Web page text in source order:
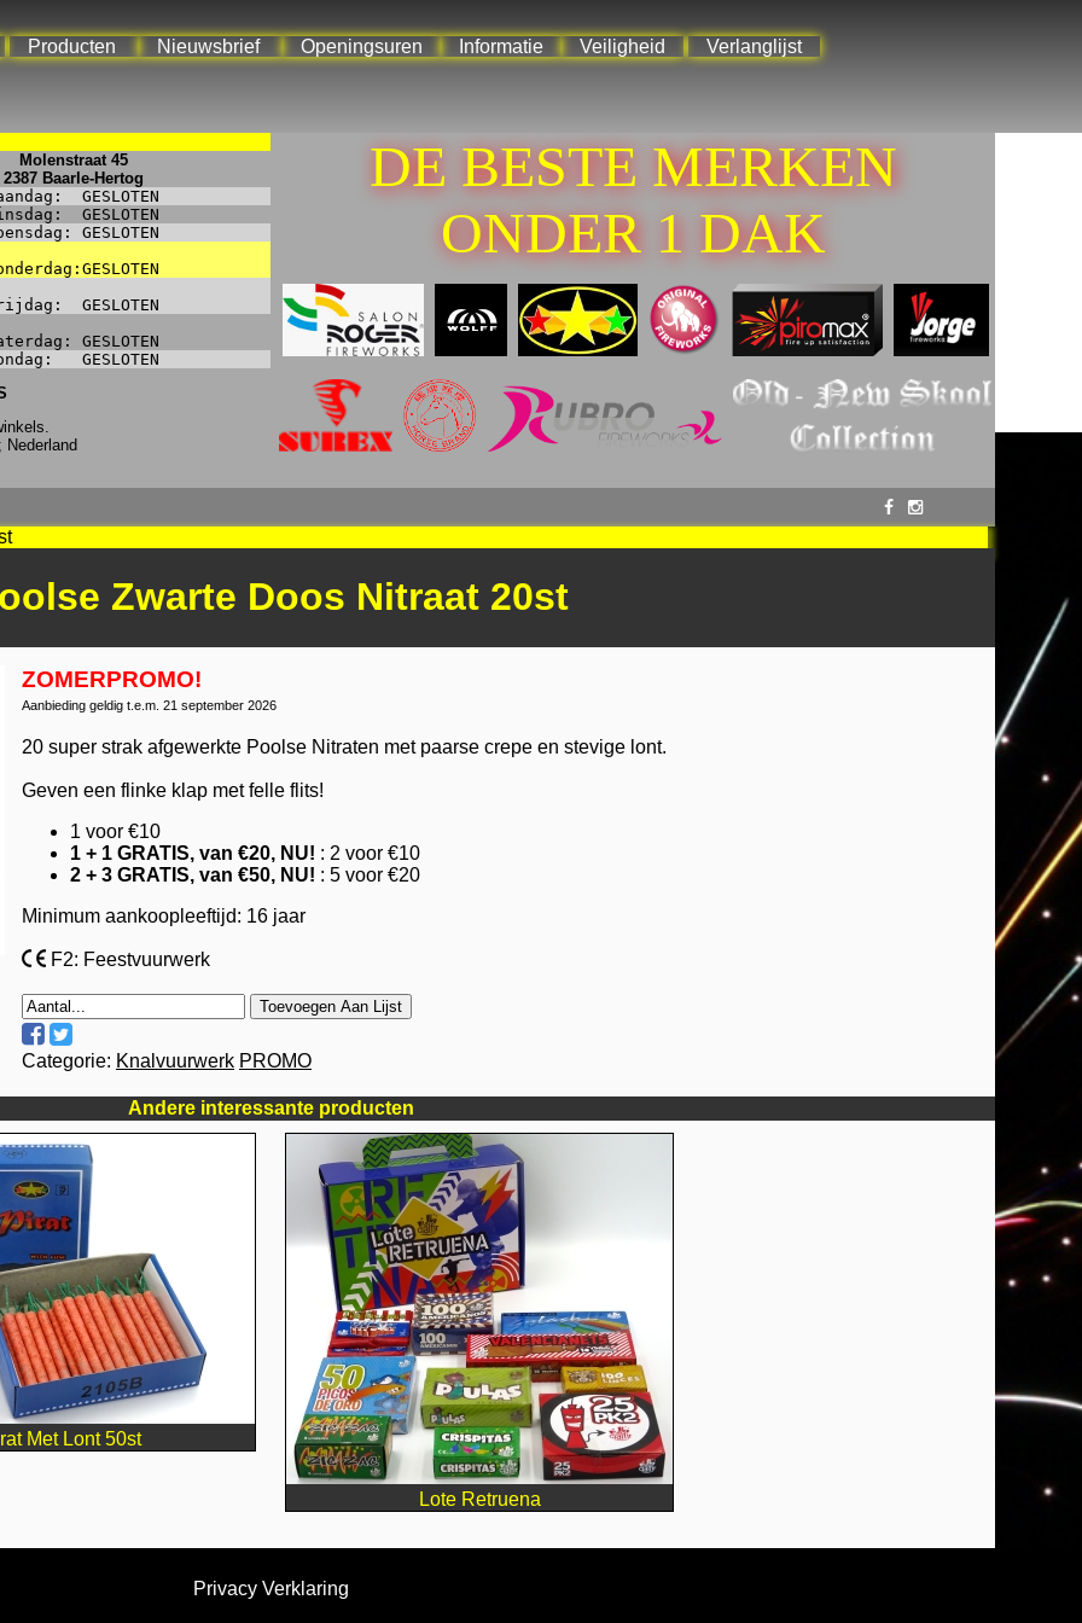
Producten Nieuwsbrief Openingsuren Informatie Veiligheid Verlanglijst
Molenstraat 45
2387 Baarle-Hertog
GESLOTEN
GESLOTEN
GESLOTEN
GESLOTEN
GESLOTEN
GESLOTEN
GESLOTEN
DE BESTE MERKEN
ONDER 1 DAK
Zwarte Doos Nitraat 20st
ZOMERPROMO!
Aanbieding geldig t.e.m. 21 september 2026
20 super strak afgewerkte Poolse Nitraten met paarse crepe en stevige lont.
Geven een flinke klap met felle flits!
1 voor €10
1 + 1 GRATIS, van €20, NU! : 2 voor €10
2 + 3 GRATIS, van €50, NU! : 5 voor €20
Minimum aankoopleeftijd: 16 jaar
F2: Feestvuurwerk
Toevoegen Aan Lijst
Categorie: Knalvuurwerk PROMO
Andere interessante producten
Met Lont 50st
Lote Retruena
Privacy Verklaring